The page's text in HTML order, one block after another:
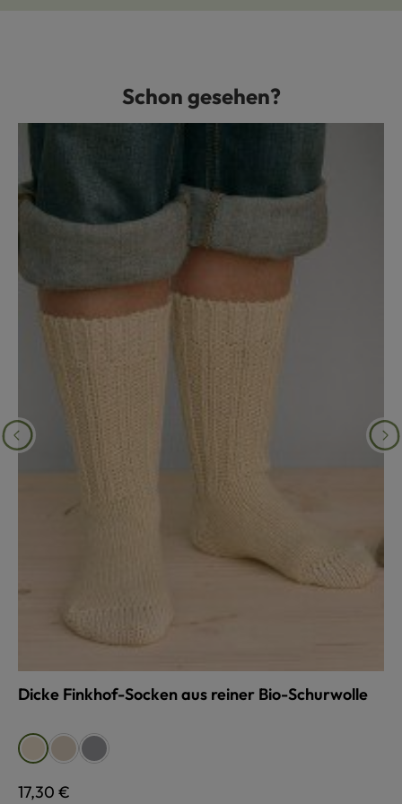
Produktgalerie überspringenSchon gesehen?
Dicke Finkhof-Socken aus reiner Bio-Schurwolle
Farbe auswählen
naturweiß
beige grau
Regulärer Preis:
17,30 €